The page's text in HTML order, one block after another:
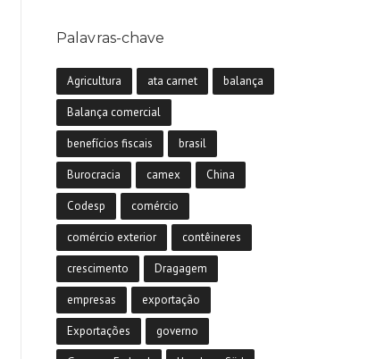
Palavras-chave
Agricultura ata carnet balança
Balança comercial
benefícios fiscais brasil
Burocracia camex China
Codesp comércio
comércio exterior contêineres
crescimento Dragagem
empresas exportação
Exportações governo